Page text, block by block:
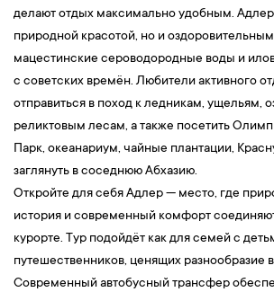
делают отдых максимально удобным. Адлер
природной красотой, но и
мацестинские сероводородные воды и
с советских времён. Любители активного
отправиться в поход к ледникам, ущельям,
реликтовым лесам, а также посетить
Парк, океанариум, чайные плантации,
заглянуть в соседнюю Абхазию.
Откройте для себя Адлер — место, где
история и современный комфорт
курорте. Тур подойдёт как для семей с
путешественников, ценящих разнообразие
Современный автобусный трансфер